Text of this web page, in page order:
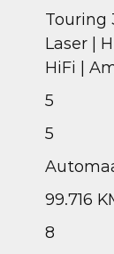
Touring
Laser |
HiFi |
5
5
99.716
8